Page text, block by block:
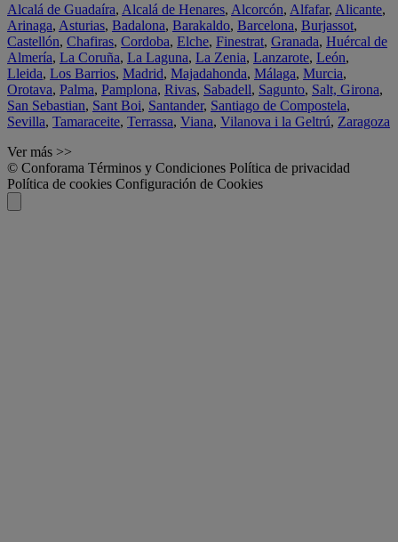
Alcalá de Guadaíra, Alcalá de Henares, Alcorcón, Alfafar, Alicante,
Arinaga, Asturias, Badalona, Barakaldo, Barcelona, Burjassot,
Castellón, Chafiras, Cordoba, Elche, Finestrat, Granada, Huércal de
Almería, La Coruña, La Laguna, La Zenia, Lanzarote, León,
Lleida, Los Barrios, Madrid, Majadahonda, Málaga, Murcia,
Orotava, Palma, Pamplona, Rivas, Sabadell, Sagunto, Salt, Girona,
San Sebastian, Sant Boi, Santander, Santiago de Compostela,
Sevilla, Tamaraceite, Terrassa, Viana, Vilanova i la Geltrú, Zaragoza
Ver más >>
© Conforama Términos y Condiciones Política de privacidad
Política de cookies Configuración de Cookies